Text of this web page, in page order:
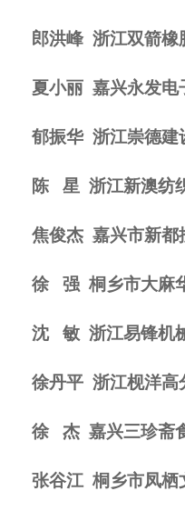
郎洪峰 浙江双箭橡
夏小丽 嘉兴永发电
郁振华 浙江崇德建
陈 星 浙江新澳纺
焦俊杰 嘉兴市新都
徐 强 桐乡市大麻
沈 敏 浙江易锋机
徐丹平 浙江枧洋高
徐 杰 嘉兴三珍斋
张谷江 桐乡市凤栖